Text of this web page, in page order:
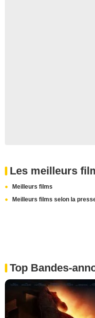
Les meilleurs
Meilleurs films
Meilleurs films selon la
Top Bandes-